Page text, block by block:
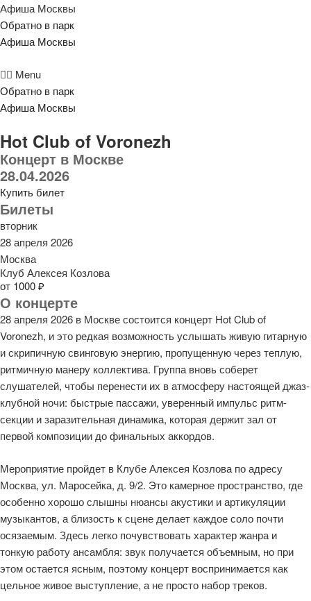
Афиша Москвы
Обратно в парк
Афиша Москвы
Menu
Обратно в парк
Афиша Москвы
Hot Club of Voronezh
Концерт в Москве
28.04.2026
Купить билет
Билеты
вторник
28 апреля 2026
Москва
Клуб Алексея Козлова
от 1000 ₽
О концерте
28 апреля 2026 в Москве состоится концерт Hot Club of
Voronezh, и это редкая возможность услышать живую гитарную
и скрипичную свинговую энергию, пропущенную через теплую,
ритмичную манеру коллектива. Группа вновь соберет
слушателей, чтобы перенести их в атмосферу настоящей джаз-
клубной ночи: быстрые пассажи, уверенный импульс ритм-
секции и заразительная динамика, которая держит зал от
первой композиции до финальных аккордов.
Мероприятие пройдет в Клубе Алексея Козлова по адресу
Москва, ул. Маросейка, д. 9/2. Это камерное пространство, где
особенно хорошо слышны нюансы акустики и артикуляции
музыкантов, а близость к сцене делает каждое соло почти
осязаемым. Здесь легко почувствовать характер жанра и
тонкую работу ансамбля: звук получается объемным, но при
этом остается ясным, поэтому концерт воспринимается как
цельное живое выступление, а не просто набор треков.